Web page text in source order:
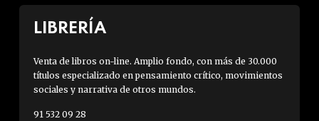
LIBRERÍA
Venta de libros on-line. Amplio fondo, con más de 30.000
títulos especializado en pensamiento crítico, movimientos
sociales y narrativa de otros mundos.
91 532 09 28